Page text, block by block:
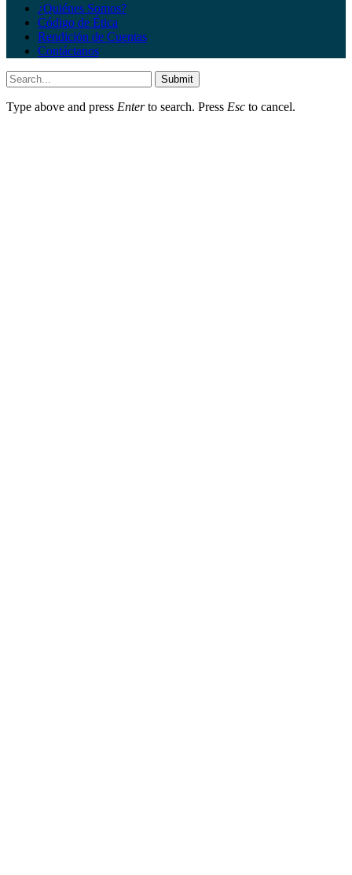
¿Quiénes Somos?
Código de Ética
Rendición de Cuentas
Contáctanos
Submit
Type above and press Enterto search. Press Esc to cancel.